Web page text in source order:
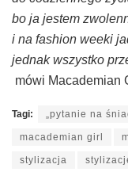
bo ja jestem
i na fashion weeki
jednak wszystko
mówi Macademian
Tagi: „pytanie na
macademian girl
stylizacja